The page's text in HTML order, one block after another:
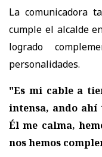
La comunicadora
cumple el alcalde
logrado
personalidades.
"Es mi cable a
intensa, ando
Él me calma,
nos hemos